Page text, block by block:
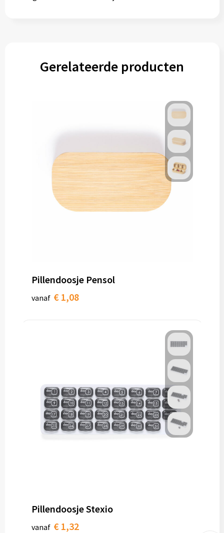
Gerelateerde producten
Pillendoosje Pensol
vanaf € 1,08
Pillendoosje Stexio
vanaf € 1,32